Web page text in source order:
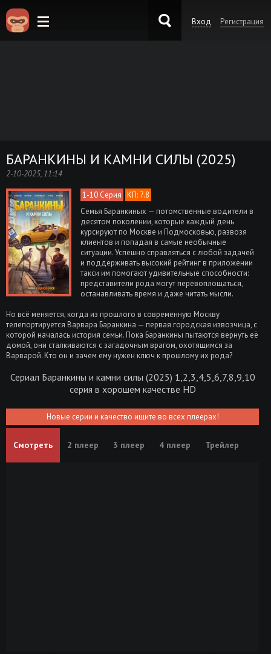
Вход Регистрация
БАРАНКИНЫ И КАМНИ СИЛЫ (2025)
2-10-2025, 11:14
1-10 Серия КП: 7.8
Семья Баранкиных — потомственные водители в
десятом поколении, которые каждый день
курсируют по Москве и Подмосковью, развозя
клиентов и попадая в самые необычные
ситуации. Успешно справляться с любой задачей
и поддерживать высокий рейтинг в приложении
такси им помогают удивительные способности:
представители рода могут перевоплощаться,
останавливать время и даже читать мысли.
Но всё меняется, когда из прошлого в современную Москву
телепортируется Варвара Баранкина — первая городская извозчица, с
которой началась история семьи. Пока Баранкины пытаются вернуть её
домой, они сталкиваются с загадочным врагом, охотящимся за
Варварой. Кто он и зачем ему нужен ключ к прошлому их рода?
Сериал Баранкины и камни силы (2025) 1,2,3,4,5,6,7,8,9,10
серия в хорошем качестве HD
Новые серии и качество ищите во всех плеерах!
Смотреть 2 плеер 3 плеер 4 плеер Трейлер